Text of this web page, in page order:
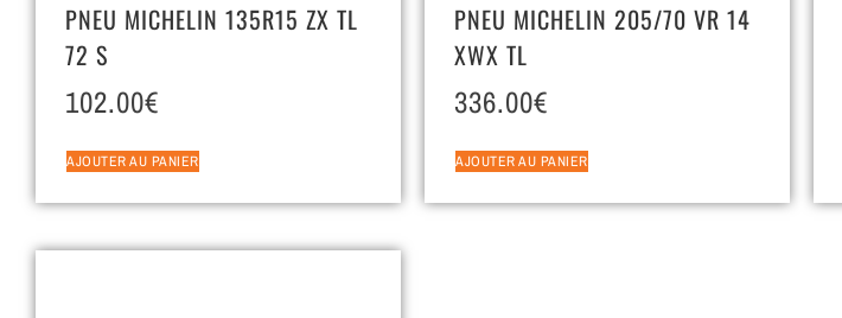
PNEU MICHELIN 135R15 ZX TL
72 S
102.00€
AJOUTER AU PANIER
PNEU MICHELIN 205/70 VR 14
XWX TL
336.00€
AJOUTER AU PANIER